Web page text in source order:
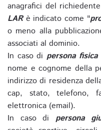
anagrafici del
LARè indicato come "
o meno alla
associati al dominio.
In caso di persona fisica
nome e cognome della
indirizzo di residenza
cap, stato, telefono,
elettronica (email).
In caso di persona